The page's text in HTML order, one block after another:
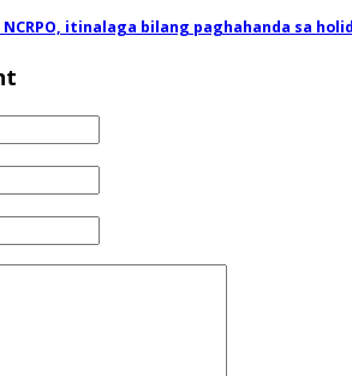
itinalaga bilang paghahanda sa